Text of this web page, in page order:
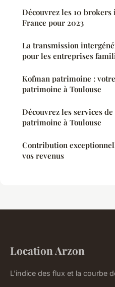
Découvrez les 10 brokers
France pour 2023
La transmission
pour les entreprises
Kofman patrimoine :
patrimoine à Toulouse
Découvrez les services
patrimoine à Toulouse
Contribution
vos revenus
Location Arzon
L'indice des flux et la courbe